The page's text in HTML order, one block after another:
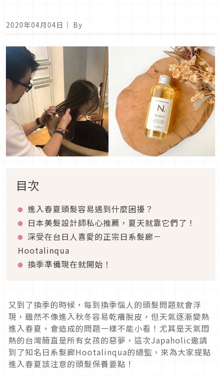
2020年04月04日 ｜ By
目次
進入春夏頭髮容易遇到什麼困擾？
日本美髮設計師私心推薦，夏天就靠它們了！
深受在台日人喜愛的正宗日系髮廊－
Hootalinqua
換季準備現在就開始！
又到了換季的時候，每到換季惱人的頭髮問題就會浮
現，雖然不像進入秋冬容易乾癢脫皮，但天氣逐漸變熱
進入春夏，會造成的問題一樣不能小看！尤其是天氣悶
熱的台灣簡直是所有女孩的惡夢，這次Japaholic邀請
到了知名日系髮廊Hootalinqua的總監，來為大家提點
進入春夏該注意的頭髮保養要點！